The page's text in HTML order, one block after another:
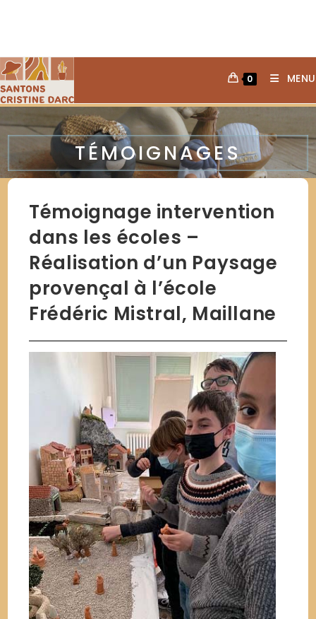
0 MENU
TÉMOIGNAGES
Témoignage intervention
dans les écoles –
Réalisation d’un Paysage
provençal à l’école
Frédéric Mistral, Maillane